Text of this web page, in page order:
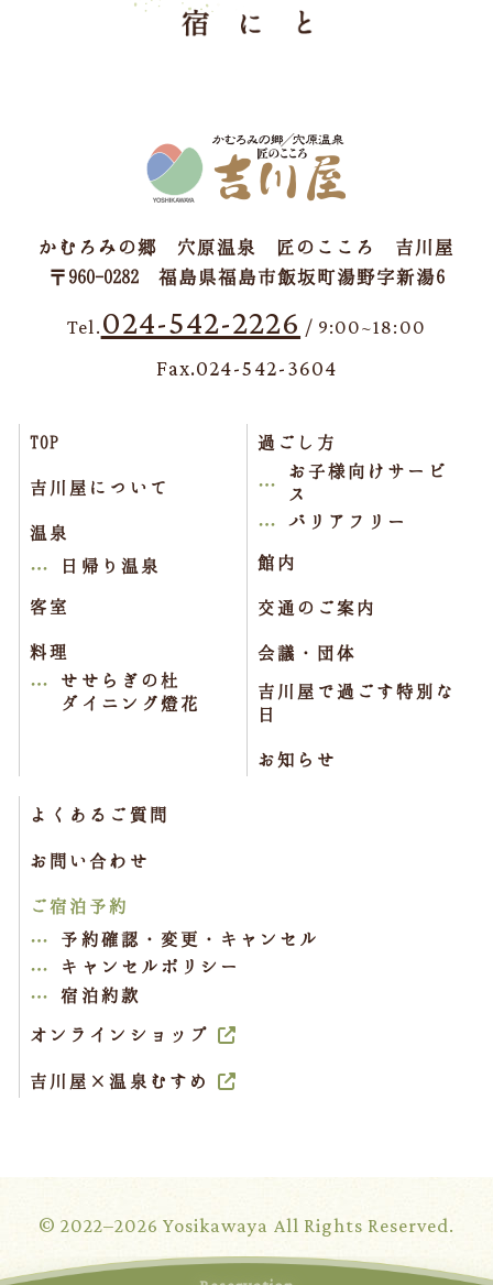
かむろみの郷 穴原温泉 匠のこころ 吉川屋
〒960-0282 福島県福島市飯坂町湯野字新湯6
Tel. 024-542-2226 / 9:00~18:00
Fax.024-542-3604
TOP
吉川屋について
温泉
日帰り温泉
客室
料理
せせらぎの杜
ダイニング燈花
過ごし方
お子様向けサービ
ス
バリアフリー
館内
交通のご案内
会議・団体
吉川屋で過ごす特別な
日
お知らせ
よくあるご質問
お問い合わせ
ご宿泊予約
予約確認・変更・キャンセル
キャンセルポリシー
宿泊約款
オンラインショップ
吉川屋×温泉むすめ
© 2022–2026 Yosikawaya All Rights Reserved.